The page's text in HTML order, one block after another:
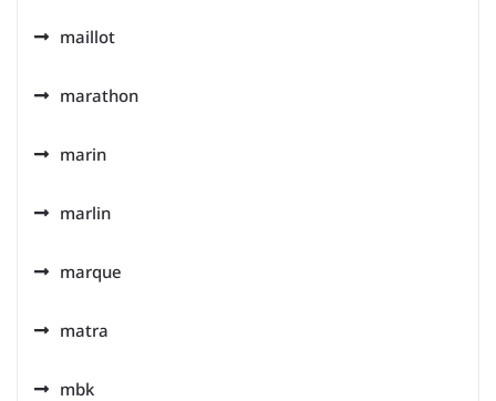
maillot
marathon
marin
marlin
marque
matra
mbk